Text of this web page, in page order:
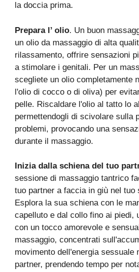
la doccia prima.
Prepara l’ olio. Un buon
un olio da massaggio di alta
rilassamento, offrire sensazioni
a stimolare i genitali. Per un
scegliete un olio completamente
l'olio di cocco o di oliva) per
pelle. Riscaldare l'olio al tatto lo
permettendogli di scivolare sulla
problemi, provocando una
durante il massaggio.
Inizia dalla schiena del tuo
sessione di massaggio tantrico
tuo partner a faccia in giù nel tuo
Esplora la sua schiena con le
capelluto e dal collo fino ai piedi,
con un tocco amorevole e
massaggio, concentrati
movimento dell'energia sessuale
partner, prendendo tempo per